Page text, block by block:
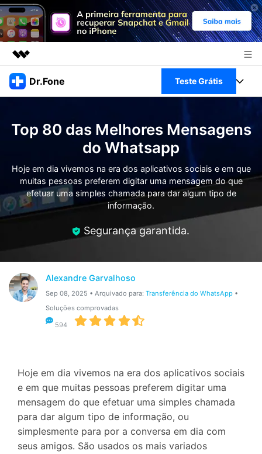
Produtos em destaque
Visão geral
Sobre nós
Sala de imprensa
Loja
Dr.Fone Teste Grátis
Veja Toolkit Completo >
Para PC
Para Celular
Guia & Suporte
Ações rápidas
Recursos
Transferir Dados
Gerenciador de dados
Reparar Celular
Proteção do celular
Top 80 das Melhores Mensagens
do Whatsapp
Hoje em dia vivemos na era dos aplicativos sociais e em que
muitas pessoas preferem digitar uma mensagem do que
efetuar uma simples chamada para dar algum tipo de
informação.
Segurança garantida.
Alexandre Garvalhoso
Sep 08, 2025 • Arquivado para: Transferência do WhatsApp•
Soluções comprovadas
594
Hoje em dia vivemos na era dos aplicativos sociais
e em que muitas pessoas preferem digitar uma
mensagem do que efetuar uma simples chamada
para dar algum tipo de informação, ou
simplesmente para por a conversa em dia com
seus amigos. São usados os mais variados